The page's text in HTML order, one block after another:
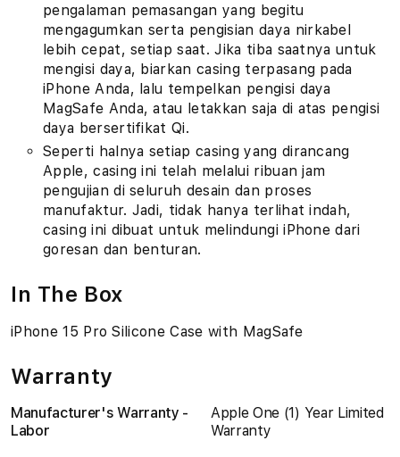
pengalaman pemasangan yang begitu
mengagumkan serta pengisian daya nirkabel
lebih cepat, setiap saat. Jika tiba saatnya untuk
mengisi daya, biarkan casing terpasang pada
iPhone Anda, lalu tempelkan pengisi daya
MagSafe Anda, atau letakkan saja di atas pengisi
daya bersertifikat Qi.
Seperti halnya setiap casing yang dirancang
Apple, casing ini telah melalui ribuan jam
pengujian di seluruh desain dan proses
manufaktur. Jadi, tidak hanya terlihat indah,
casing ini dibuat untuk melindungi iPhone dari
goresan dan benturan.
In The Box
iPhone 15 Pro Silicone Case with MagSafe
Warranty
Manufacturer's Warranty -
Labor
Apple One (1) Year Limited
Warranty